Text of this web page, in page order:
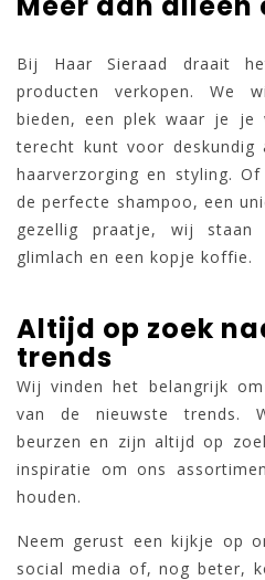
Bij Haar Sieraad draait
producten verkopen. We
bieden, een plek waar je je
terecht kunt voor deskundig
haarverzorging en styling.
de perfecte shampoo, een
gezellig praatje, wij
glimlach en een kopje koffie.
Altijd op zoek
trends
Wij vinden het belangrijk
van de nieuwste trends.
beurzen en zijn altijd op
inspiratie om ons
houden.
Neem gerust een kijkje op
social media of, nog beter,